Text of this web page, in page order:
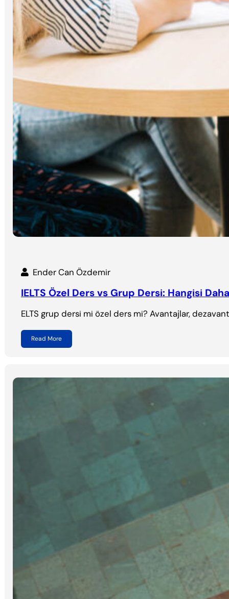
Ender Can Özdemir
IELTS Özel Ders vs Grup Dersi: Hangisi
ELTS grup dersi mi özel ders mi? Avantajlar,
Read More